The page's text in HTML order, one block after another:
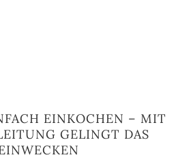
EINKOCHEN – MIT
GELINGT DAS